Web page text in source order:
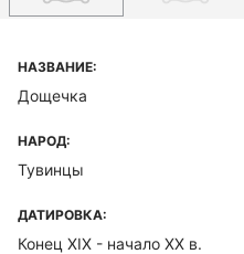
НАЗВАНИЕ:
Дощечка
НАРОД:
Тувинцы
ДАТИРОВКА:
Конец XIX - начало ХХ в.